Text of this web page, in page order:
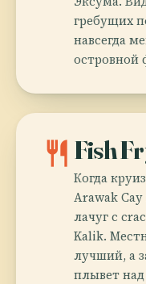
гребущих
навсегда
островной
restaurant Fish
Когда
Arawak
лачуг с
Kalik.
лучший, а
плывет